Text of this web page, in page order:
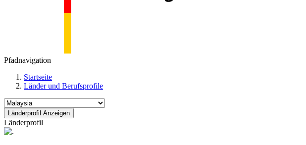
Pfadnavigation
Startseite
Länder und Berufsprofile
Länderprofil